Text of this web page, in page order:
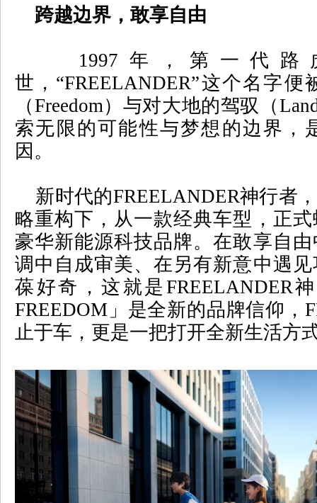
跨越边界，敢享自由
1997 年，第一代路
世， “FREELANDER”这个名字便
（Freedom ）与对大地的驾驭（
索无限的可能性与梦想的边界，
因。
新时代的FREELANDER神行者
略重构下，从一款经典车型，正
豪华新能源科技品牌。在敢享自
调中自成审美、在另有新意中遇
葆好奇，这就是 FREELANDER
FREEDOM 」是全新的品牌信仰，
止于车，更是一把打开全新生活方